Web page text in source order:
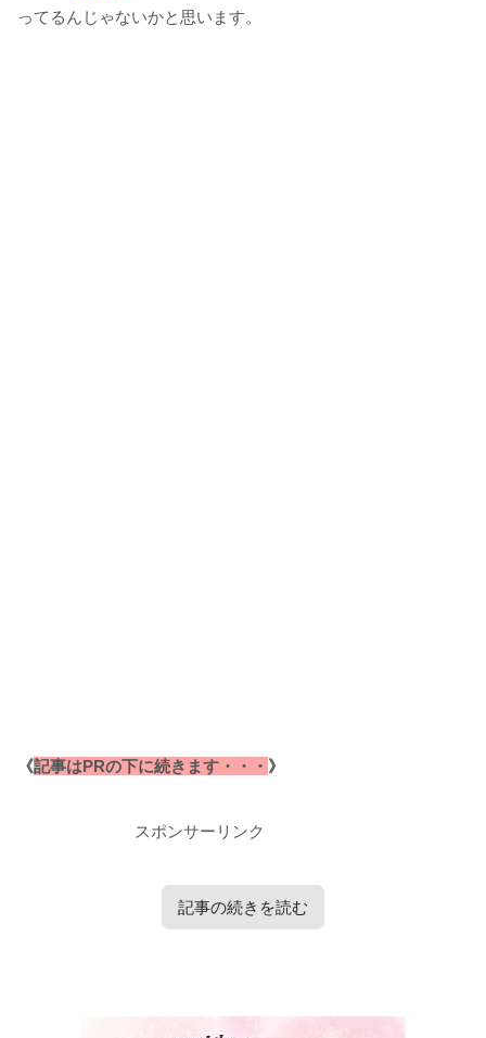
ってるんじゃないかと思います。
《記事はPRの下に続きます・・・ 》
スポンサーリンク
記事の続きを読む
タップで見たい内容へ移動